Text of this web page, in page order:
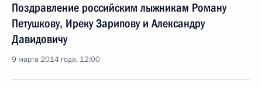
Поздравление российским лыжникам Роману
Петушкову, Иреку Зарипову и Александру
Давидовичу
9 марта 2014 года, 12:00